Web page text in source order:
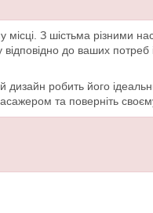
З шістьма різними
до ваших
робить його
та поверніть своєму